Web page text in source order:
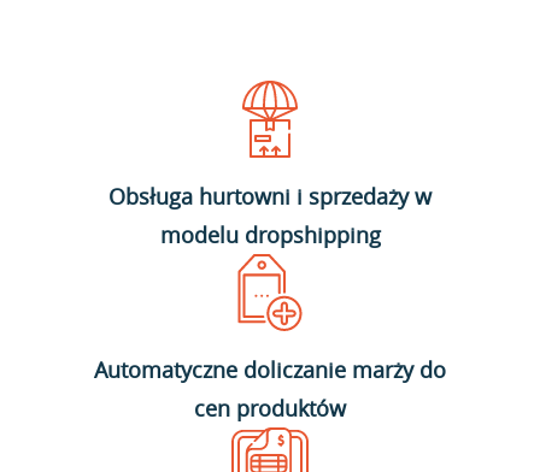
Obsługa hurtowni i sprzedaży w
modelu dropshipping
Automatyczne doliczanie marży do
cen produktów